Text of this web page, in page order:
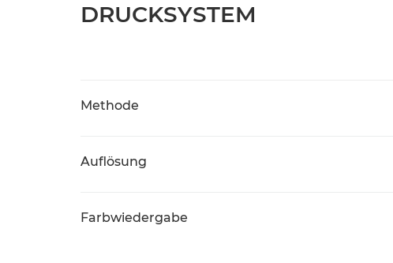
DRUCKSYSTEM
Methode
Auflösung
Farbwiedergabe